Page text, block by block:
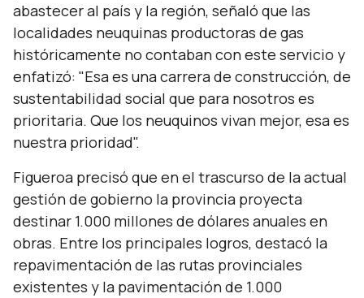
abastecer al país y la región, señaló que las
localidades neuquinas productoras de gas
históricamente no contaban con este servicio y
enfatizó: "Esa es una carrera de construcción, de
sustentabilidad social que para nosotros es
prioritaria. Que los neuquinos vivan mejor, esa es
nuestra prioridad".
Figueroa precisó que en el trascurso de la actual
gestión de gobierno la provincia proyecta
destinar 1.000 millones de dólares anuales en
obras. Entre los principales logros, destacó la
repavimentación de las rutas provinciales
existentes y la pavimentación de 1.000